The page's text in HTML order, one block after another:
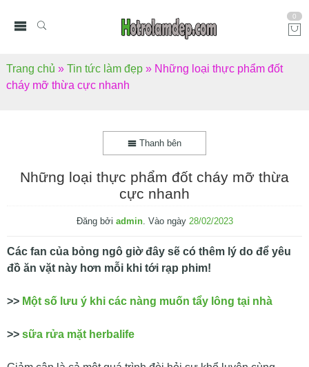
0
Trang chủ » Tin tức làm đẹp » Những loại thực phẩm đốt
cháy mỡ thừa cực nhanh
Thanh bên
Những loại thực phẩm đốt cháy mỡ thừa
cực nhanh
Đăng bởi admin. Vào ngày 28/02/2023
Các fan của bỏng ngô giờ đây sẽ có thêm lý do để yêu
đồ ăn vặt này hơn mỗi khi tới rạp phim!
>> Một số lưu ý khi các nàng muốn tẩy lông tại nhà
>> sữa rửa mặt herbalife